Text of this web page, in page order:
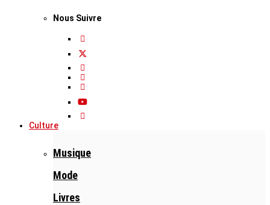
Nous Suivre
Culture
Musique
Mode
Livres